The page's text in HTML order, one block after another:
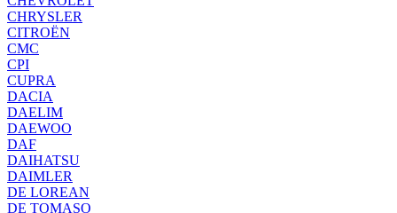
CHRYSLER
CITROËN
CMC
CPI
CUPRA
DACIA
DAELIM
DAEWOO
DAF
DAIHATSU
DAIMLER
DE LOREAN
DE TOMASO